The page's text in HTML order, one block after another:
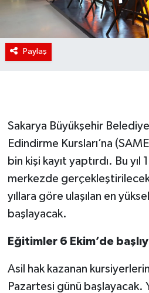
Paylaş
Sakarya Büyükşehir
Edindirme Kursları’na
bin kişi kayıt yaptırdı. Bu
merkezde
yıllara göre ulaşılan en
başlayacak.
Eğitimler 6 Ekim’de
Asil hak kazanan
Pazartesi günü başlayacak.